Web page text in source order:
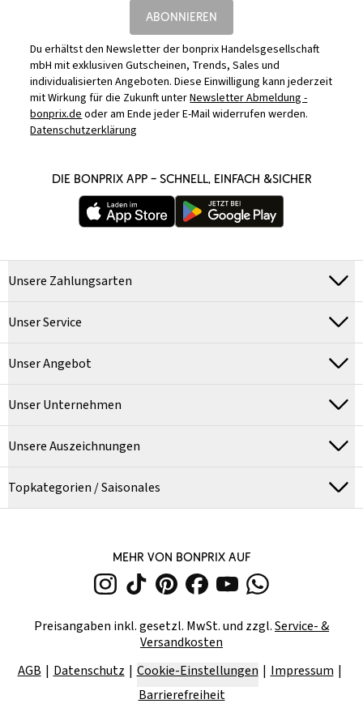
ABONNIEREN
Du erhältst den Newsletter der bonprix Handelsgesellschaft
mbH mit exklusiven Gutscheinen, Trends, Sales und
individualisierten Angeboten. Diese Einwilligung kann jederzeit
mit Wirkung für die Zukunft unterNewsletter Abmeldung -
bonprix.deoder am Ende jeder E-Mail widerrufen werden.
Datenschutzerklärung
DIE BONPRIX APP – SCHNELL, EINFACH &SICHER
Unsere Zahlungsarten
Unser Service
Unser Angebot
Unser Unternehmen
Unsere Auszeichnungen
Topkategorien / Saisonales
MEHR VON BONPRIX AUF
Preisangaben inkl. gesetzl. MwSt. und zzgl.Service- &
Versandkosten
AGB
Datenschutz Cookie-Einstellungen
Impressum
Barrierefreiheit